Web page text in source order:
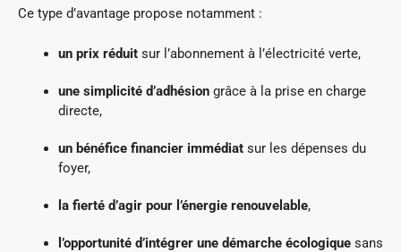
Ce type d’avantage propose notamment :
un prix réduit sur l’abonnement à l’électricité verte,
une simplicité d’adhésion grâce à la prise en charge
directe,
un bénéfice financier immédiat sur les dépenses du
foyer,
la fierté d’agir pour l’énergie renouvelable,
l’opportunité d’intégrer une démarche écologique sans